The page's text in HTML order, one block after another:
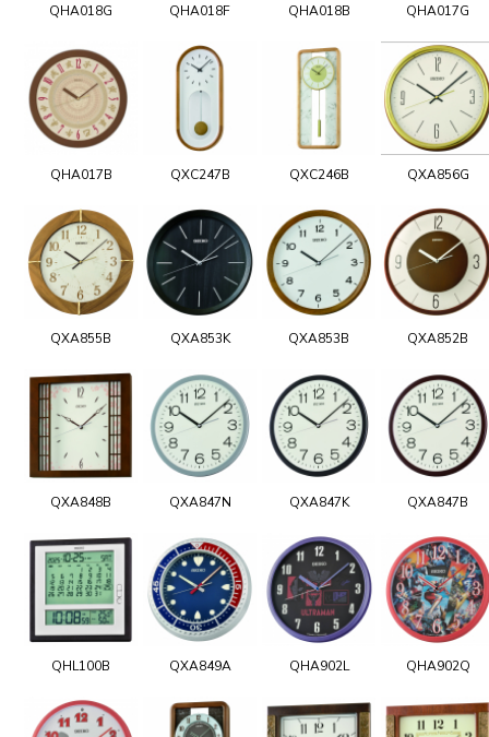
QHA018G QHA018F QHA018B QHA017G
QHA017B QXC247B QXC246B QXA856G
QXA855B QXA853K QXA853B QXA852B
QXA848B QXA847N QXA847K QXA847B
QHL100B QXA849A QHA902L QHA902Q